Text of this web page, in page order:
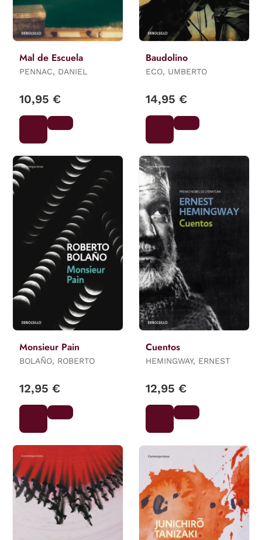
Mal de Escuela
PENNAC, DANIEL
10,95 €
Baudolino
ECO, UMBERTO
14,95 €
Monsieur Pain
BOLAÑO, ROBERTO
12,95 €
Cuentos
HEMINGWAY, ERNEST
12,95 €